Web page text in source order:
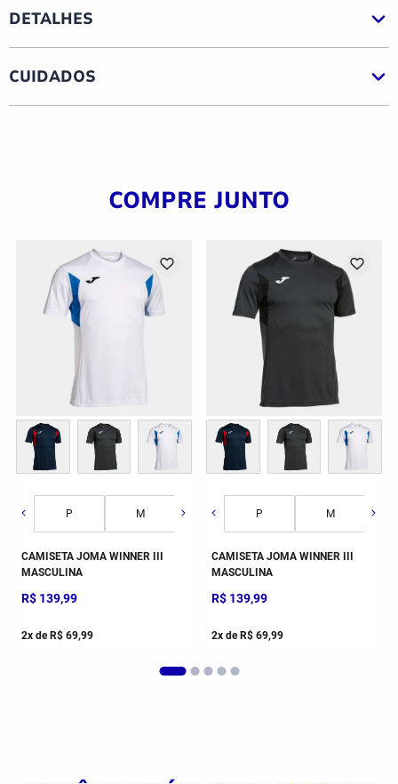
DETALHES
CUIDADOS
COMPRE JUNTO
G 2GG/3G
P M G
CAMISETA JOMA WINNER III
MASCULINA
R$ 139,99
2x deR$ 69,99
P M
CAMISETA JOMA WINNER III
MASCULINA
R$ 139,99
2x deR$ 69,99